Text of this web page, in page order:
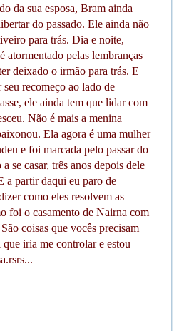
da sua esposa, Bram ainda
do passado. Ele ainda não
para trás. Dia e noite,
atormentado pelas lembranças
deixado o irmão para trás. E
recomeço ao lado de
ele ainda tem que lidar com
Não é mais a menina
Ela agora é uma mulher
e foi marcada pelo passar do
se casar, três anos depois dele
a partir daqui eu paro de
como eles resolvem as
foi o casamento de Nairna com
coisas que vocês precisam
iria me controlar e estou